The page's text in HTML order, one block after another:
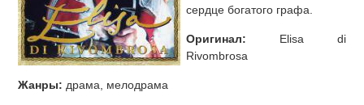
сердце богатого графа.
Оригинал: Elisa di
Rivombrosa
Жанры: драма, мелодрама